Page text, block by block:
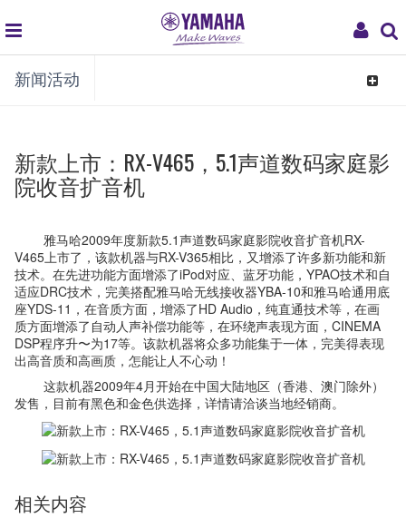
My
global
navigation
新闻活动
Toggle
新款上市：RX-V465，5.1声道数码家庭影
院收音扩音机
雅马哈2009年度新款5.1声道数码家庭影院收音扩音机RX-
V465上市了，该款机器与RX-V365相比，又增添了许多新功能和新
技术。在先进功能方面增添了iPod对应、蓝牙功能，YPAO技术和自
适应DRC技术，完美搭配雅马哈无线接收器YBA-10和雅马哈通用底
座YDS-11，在音质方面，增添了HD Audio，纯直通技术等，在画
质方面增添了自动人声补偿功能等，在环绕声表现方面，CINEMA
DSP程序升〜为17等。该款机器将众多功能集于一体，完美得表现
出高音质和高画质，怎能让人不心动！
这款机器2009年4月开始在中国大陆地区（香港、澳门除外）
发售，目前有黑色和金色供选择，详情请洽谈当地经销商。
相关内容